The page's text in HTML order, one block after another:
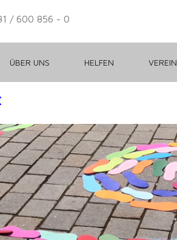
/ 600 856 - 0
ÜBER UNS HELFEN VEREIN